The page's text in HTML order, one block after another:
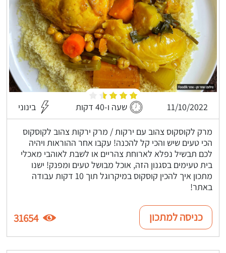
11/10/2022 שעה ו-40 דקות בינוני
מרק לקוסקוס צהוב עם ירקות / מרק ירקות צהוב לקוסקוס
הכי טעים שיש והכי קל להכנה! עקבו אחר ההוראות ויהיה
לכם תבשיל נפלא לארוחת צהריים או לשבת לאוהבי מאכלי
בית טעימים בסגנון הזה, אוכל מבושל טעים ומפנק! ישנו
מתכון איך להכין קוסקוס במיקרוגל תוך 10 דקות עבודה
באתר!
כניסה למתכון 31654